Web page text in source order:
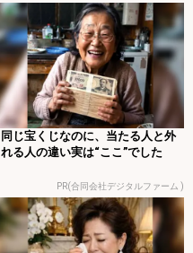
同じ宝くじなのに、当たる人と外
れる人の違い実は“ここ”でした
PR(合同会社デジタルファーム )